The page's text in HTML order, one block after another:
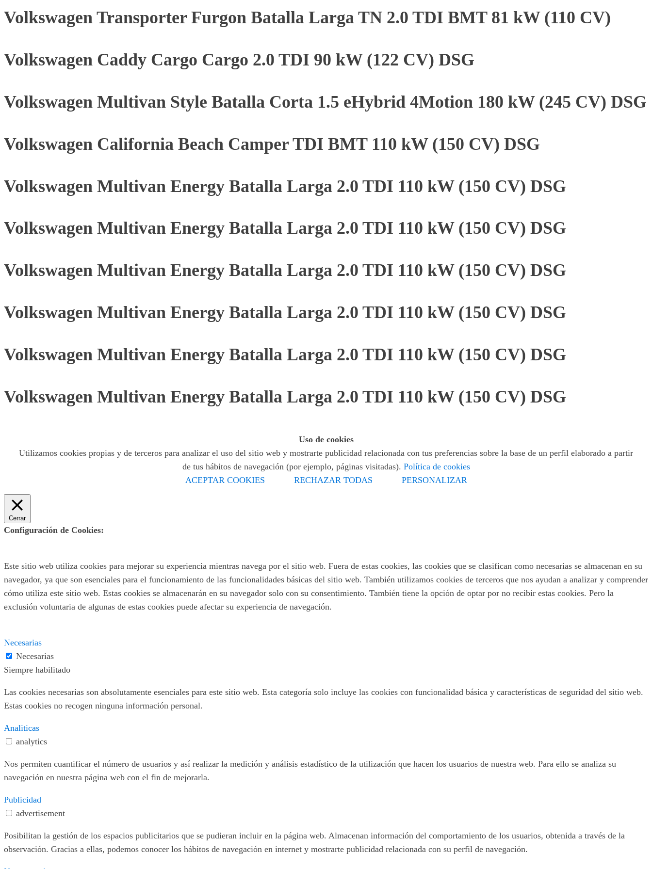
Volkswagen Transporter Furgon Batalla Larga TN 2.0 TDI BMT 81 kW (110 CV)
Volkswagen Caddy Cargo Cargo 2.0 TDI 90 kW (122 CV) DSG
Volkswagen Multivan Style Batalla Corta 1.5 eHybrid 4Motion 180 kW (245 CV) DSG
Volkswagen California Beach Camper TDI BMT 110 kW (150 CV) DSG
Volkswagen Multivan Energy Batalla Larga 2.0 TDI 110 kW (150 CV) DSG
Volkswagen Multivan Energy Batalla Larga 2.0 TDI 110 kW (150 CV) DSG
Volkswagen Multivan Energy Batalla Larga 2.0 TDI 110 kW (150 CV) DSG
Volkswagen Multivan Energy Batalla Larga 2.0 TDI 110 kW (150 CV) DSG
Volkswagen Multivan Energy Batalla Larga 2.0 TDI 110 kW (150 CV) DSG
Volkswagen Multivan Energy Batalla Larga 2.0 TDI 110 kW (150 CV) DSG
Uso de cookies
Utilizamos cookies propias y de terceros para analizar el uso del sitio web y mostrarte publicidad relacionada con tus preferencias sobre la base de un perfil elaborado a partir
de tus hábitos de navegación (por ejemplo, páginas visitadas). Política de cookies
ACEPTAR COOKIES
RECHAZAR TODAS PERSONALIZAR
Cerrar
Configuración de Cookies:
Este sitio web utiliza cookies para mejorar su experiencia mientras navega por el sitio web. Fuera de estas cookies, las cookies que se clasifican como necesarias se almacenan en su
navegador, ya que son esenciales para el funcionamiento de las funcionalidades básicas del sitio web. También utilizamos cookies de terceros que nos ayudan a analizar y comprender
cómo utiliza este sitio web. Estas cookies se almacenarán en su navegador solo con su consentimiento. También tiene la opción de optar por no recibir estas cookies. Pero la
exclusión voluntaria de algunas de estas cookies puede afectar su experiencia de navegación.
Necesarias
Necesarias
Siempre habilitado
Las cookies necesarias son absolutamente esenciales para este sitio web. Esta categoría solo incluye las cookies con funcionalidad básica y características de seguridad del sitio web.
Estas cookies no recogen ninguna información personal.
Analiticas
analytics
Nos permiten cuantificar el número de usuarios y así realizar la medición y análisis estadístico de la utilización que hacen los usuarios de nuestra web. Para ello se analiza su
navegación en nuestra página web con el fin de mejorarla.
Publicidad
advertisement
Posibilitan la gestión de los espacios publicitarios que se pudieran incluir en la página web. Almacenan información del comportamiento de los usuarios, obtenida a través de la
observación. Gracias a ellas, podemos conocer los hábitos de navegación en internet y mostrarte publicidad relacionada con su perfil de navegación.